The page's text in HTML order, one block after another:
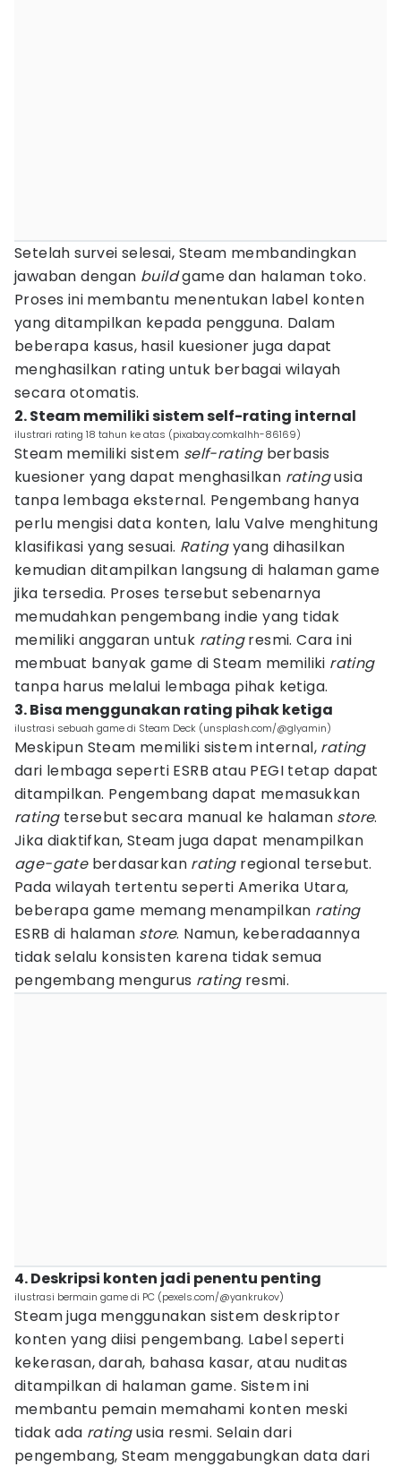
Setelah survei selesai, Steam membandingkan
jawaban dengan buildgame dan halaman toko.
Proses ini membantu menentukan label konten
yang ditampilkan kepada pengguna. Dalam
beberapa kasus, hasil kuesioner juga dapat
menghasilkan rating untuk berbagai wilayah
secara otomatis.
2. Steam memiliki sistem self-rating internal
ilustrari rating 18 tahun ke atas (pixabay.comkalhh-86169)
Steam memiliki sistem self-ratingberbasis
kuesioner yang dapat menghasilkan ratingusia
tanpa lembaga eksternal. Pengembang hanya
perlu mengisi data konten, lalu Valve menghitung
klasifikasi yang sesuai. Ratingyang dihasilkan
kemudian ditampilkan langsung di halaman game
jika tersedia. Proses tersebut sebenarnya
memudahkan pengembang indie yang tidak
memiliki anggaran untuk ratingresmi. Cara ini
membuat banyak game di Steam memiliki rating
tanpa harus melalui lembaga pihak ketiga.
3. Bisa menggunakan rating pihak ketiga
ilustrasi sebuah game di Steam Deck (unsplash.com/@glyamin)
Meskipun Steam memiliki sistem internal, rating
dari lembaga seperti ESRB atau PEGI tetap dapat
ditampilkan. Pengembang dapat memasukkan
ratingtersebut secara manual ke halaman store.
Jika diaktifkan, Steam juga dapat menampilkan
age-gateberdasarkan ratingregional tersebut.
Pada wilayah tertentu seperti Amerika Utara,
beberapa game memang menampilkan rating
ESRB di halaman store. Namun, keberadaannya
tidak selalu konsisten karena tidak semua
pengembang mengurus ratingresmi.
4. Deskripsi konten jadi penentu penting
ilustrasi bermain game di PC (pexels.com/@yankrukov)
Steam juga menggunakan sistem deskriptor
konten yang diisi pengembang. Label seperti
kekerasan, darah, bahasa kasar, atau nuditas
ditampilkan di halaman game. Sistem ini
membantu pemain memahami konten meski
tidak ada ratingusia resmi. Selain dari
pengembang, Steam menggabungkan data dari